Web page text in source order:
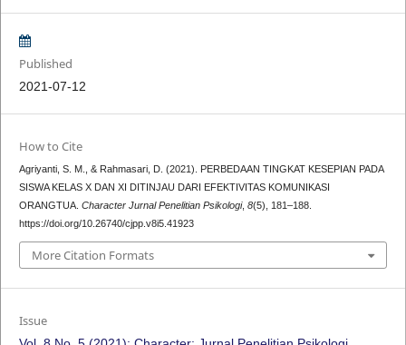
Published
2021-07-12
How to Cite
Agriyanti, S. M., & Rahmasari, D. (2021). PERBEDAAN TINGKAT KESEPIAN PADA
SISWA KELAS X DAN XI DITINJAU DARI EFEKTIVITAS KOMUNIKASI
ORANGTUA. Character Jurnal Penelitian Psikologi, 8(5), 181–188.
https://doi.org/10.26740/cjpp.v8i5.41923
More Citation Formats
Issue